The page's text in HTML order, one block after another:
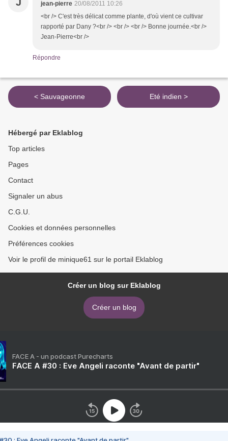
jean-pierre 20/08/2011 10:26
<br /> C'est très délicat comme plante, d'où vient ce cultivar
rapporté par Dany ?<br /> <br /> <br /> Bonne journée.<br />
Jean-Pierre<br />
Répondre
< Sauvageonne Eté indien >
Hébergé par Eklablog
Top articles
Pages
Contact
Signaler un abus
C.G.U.
Cookies et données personnelles
Préférences cookies
Voir le profil de minique61 sur le portail Eklablog
Créer un blog sur Eklablog
Créer un blog
FACE A - un podcast Purecharts
FACE A #30 : Eve Angeli raconte "Avant de partir"